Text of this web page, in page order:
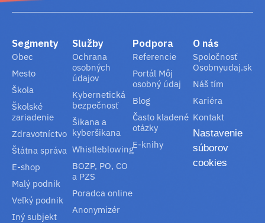
Segmenty
Obec
Mesto
Škola
Školské
zariadenie
Zdravotníctvo
Štátna správa
E-shop
Malý podnik
Veľký podnik
Iný subjekt
Služby
Ochrana
osobných
údajov
Kybernetická
bezpečnosť
Šikana a
kyberšikana
Whistleblowing
BOZP, PO, CO
a PZS
Poradca online
Anonymizér
Podpora
Referencie
Portál Môj
osobný údaj
Blog
Často kladené
otázky
E-knihy
O nás
Spoločnosť
Osobnyudaj.sk
Náš tím
Kariéra
Kontakt
Nastavenie
súborov
cookies